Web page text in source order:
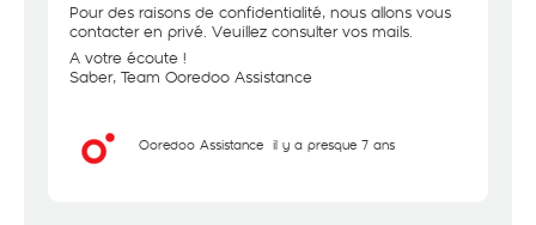
Pour des raisons de confidentialité, nous allons vous
contacter en privé. Veuillez consulter vos mails.
A votre écoute !
Saber, Team Ooredoo Assistance
Ooredoo Assistance il y a presque 7 ans